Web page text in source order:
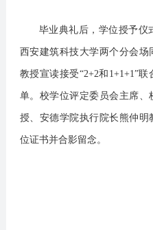
毕业典礼后，学位授予仪
西安建筑科技大学两个分会
教授宣读接受“2+2和1+1+1”
单。校学位评定委员会主席、
授、安德学院执行院长熊仲
位证书并合影留念。